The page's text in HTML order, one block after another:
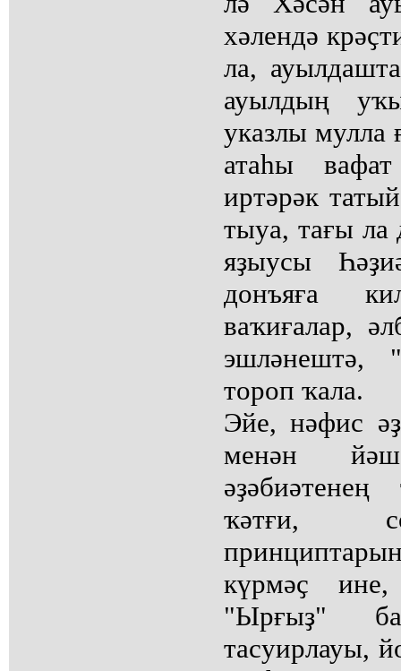
хәлендә
ла,
ауылдың
указлы мулла
атаһы
иртәрәк
тыуа, тағы ла
яҙыусы
донъяға
ваҡиғалар,
эшләнештә,
тороп ҡала.
Эйе, нәфис
менән
ҡәтғи,
күрмәҫ
"Ырғыҙ"
тасуирлауы,